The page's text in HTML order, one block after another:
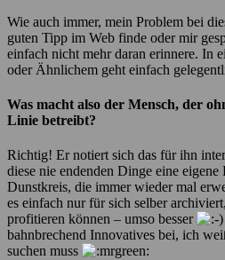
Wie auch immer, mein Problem bei
guten Tipp im Web finde oder mir
einfach nicht mehr daran erinnere. In
oder Ähnlichem geht einfach
Was macht also der Mensch, der
Linie betreibt?
Richtig! Er notiert sich das für ihn
diese nie endenden Dinge eine
Dunstkreis, die immer wieder mal
es einfach nur für sich selber
profitieren können – umso besser
bahnbrechend Innovatives bei, ich
suchen muss